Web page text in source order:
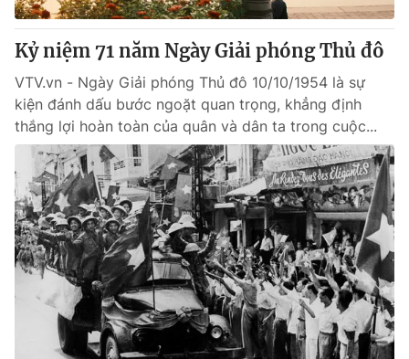
Câu chuyện quốc tế
Thị trường
Góc doanh nghiệp
Truyền hình
Phim VTV
Hậu trường
Nhân vật
Khán giả
Giải sao mai
Giải trí
Điện ảnh
Âm nhạc
Sao
Đời sống
Du lịch
Làm đẹp
Chất lượng cuộc sống
Giáo dục
Tuyển sinh
Học trực tuyến
Công nghệ
Hitech Công nghệ tương lai
Sản phẩm
Giao lưu trực tuyến
Kỷ niệm 71 năm Ngày Giải phóng Thủ đô
VTV.vn - Ngày Giải phóng Thủ đô 10/10/1954 là sự
kiện đánh dấu bước ngoặt quan trọng, khẳng định
thắng lợi hoàn toàn của quân và dân ta trong cuộc...